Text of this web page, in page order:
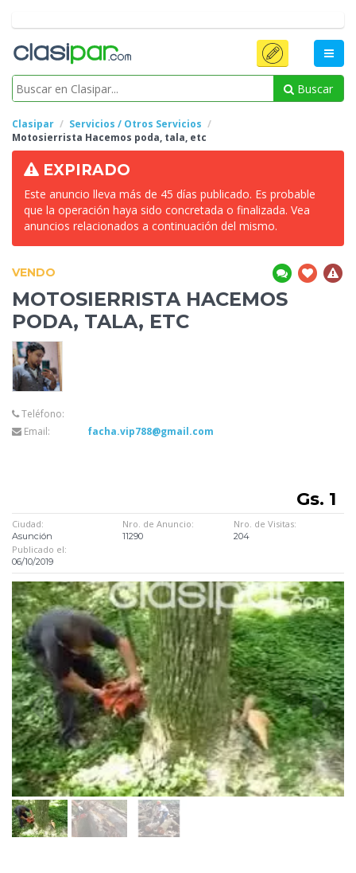
Buscar
Clasipar
Servicios / Otros Servicios
Motosierrista Hacemos poda, tala, etc
EXPIRADO
Este anuncio lleva más de 45 días publicado. Es probable
que la operación haya sido concretada o finalizada. Vea
anuncios relacionados a continuación del mismo.
VENDO
MOTOSIERRISTA HACEMOS
PODA, TALA, ETC
Teléfono:
Email:
facha.vip788@gmail.com
Gs. 1
Ciudad:
Asunción
Nro. de Anuncio:
11290
Nro. de Visitas:
204
Publicado el:
06/10/2019